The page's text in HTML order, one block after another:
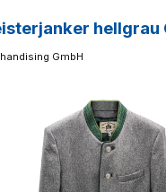
hellgrau
GmbH